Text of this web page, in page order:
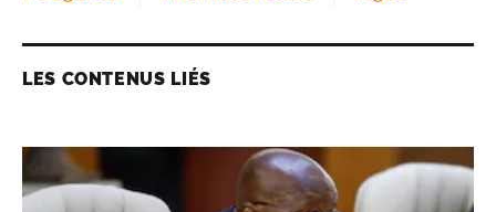
LES CONTENUS LIÉS